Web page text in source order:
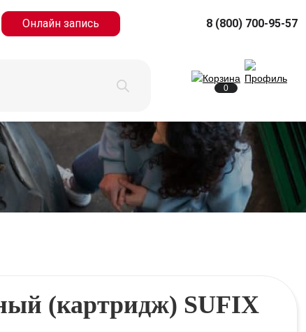
Онлайн запись 8 (800) 700-95-57
0
(картридж) SUFIX